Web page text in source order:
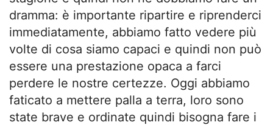
dramma: è importante ripartire e riprenderci
immediatamente, abbiamo fatto vedere più
volte di cosa siamo capaci e quindi non può
essere una prestazione opaca a farci
perdere le nostre certezze. Oggi abbiamo
faticato a mettere palla a terra, loro sono
state brave e ordinate quindi bisogna fare i